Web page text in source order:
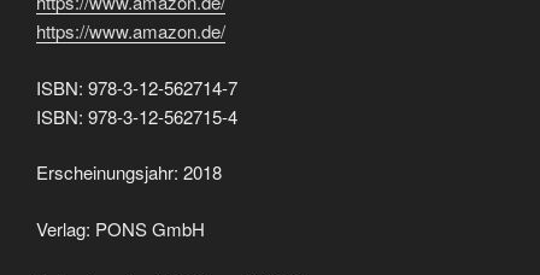
https://www.amazon.de/
ISBN: 978-3-12-562714-7
ISBN: 978-3-12-562715-4
Erscheinungsjahr: 2018
Verlag: PONS GmbH